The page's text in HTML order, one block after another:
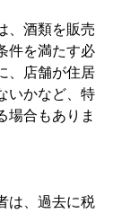
、酒類を販売
件を満たす必
、店舗が住居
いかなど、特
場合もありま
は、過去に税